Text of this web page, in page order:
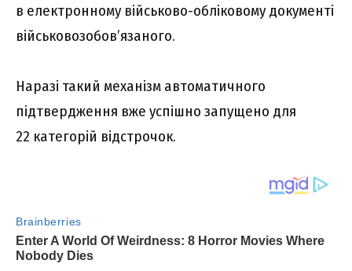
в електронному військово-обліковому документі
військовозобов’язаного.
Наразі такий механізм автоматичного
підтвердження вже успішно запущено для
22 категорій відстрочок.